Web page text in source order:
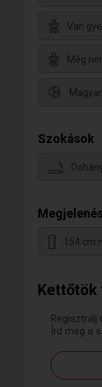
Regisztrálj
Írd meg a
Van
Még
Szokások
154 cm